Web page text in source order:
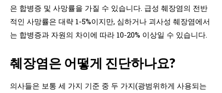
은 합병증 및 사망률을 가질 수 있습니다. 급성 췌장염의 전반
적인 사망률은 대략 1-5%이지만, 심하거나 괴사성 췌장염에서
는 합병증과 자원의 차이에 따라 10-20% 이상일 수 있습니다.
췌장염은 어떻게 진단하나요?
의사들은 보통 세 가지 기준 중 두 가지(광범위하게 사용되는